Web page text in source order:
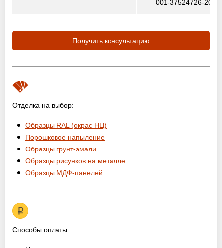
001-37524726-2012
Получить консультацию
Отделка на выбор:
Образцы RAL (окрас НЦ)
Порошковое напыление
Образцы грунт-эмали
Образцы рисунков на металле
Образцы МДФ-панелей
Способы оплаты: